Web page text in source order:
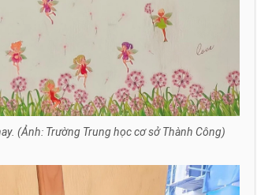
(Ảnh: Trường Trung học cơ sở Thành Công)